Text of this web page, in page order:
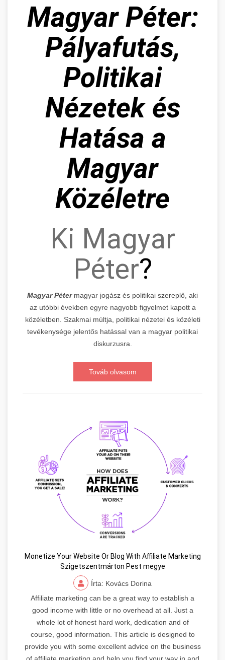
Magyar Péter:
Pályafutás,
Politikai
Nézetek és
Hatása a
Magyar
Közéletre
Ki Magyar
Péter?
Magyar Pétermagyar jogász és politikai szereplő, aki
az utóbbi években egyre nagyobb figyelmet kapott a
közéletben. Szakmai múltja, politikai nézetei és közéleti
tevékenysége jelentős hatással van a magyar politikai
diskurzusra.
Továb olvasom
Monetize Your Website Or Blog With Affiliate Marketing
Szigetszentmárton Pest megye
Írta: Kovács Dorina
Affiliate marketing can be a great way to establish a
good income with little or no overhead at all. Just a
whole lot of honest hard work, dedication and of
course, good information. This article is designed to
provide you with some excellent advice on the business